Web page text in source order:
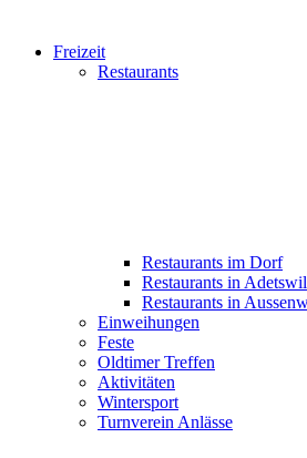
Freizeit
Restaurants
Restaurants im Dorf
Restaurants in Adetswil
Restaurants in
Einweihungen
Feste
Oldtimer Treffen
Aktivitäten
Wintersport
Turnverein Anlässe